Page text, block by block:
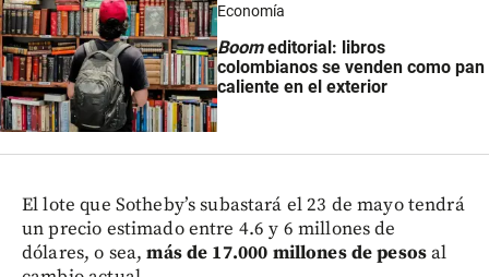
Economía
Boomeditorial: libros
colombianos se venden como pan
caliente en el exterior
El lote que Sotheby’s subastará el 23 de mayo tendrá
un precio estimado entre 4.6 y 6 millones de
dólares, o sea, más de 17.000 millones de pesosal